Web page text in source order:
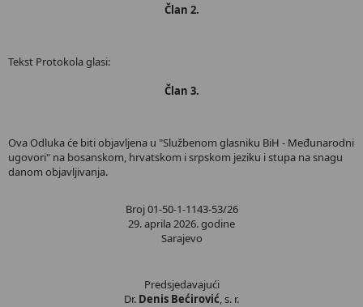
Član 2.
Tekst Protokola glasi:
Član 3.
Ova Odluka će biti objavljena u "Službenom glasniku BiH - Međunarodni
ugovori" na bosanskom, hrvatskom i srpskom jeziku i stupa na snagu
danom objavljivanja.
Broj 01-50-1-1143-53/26
29. aprila 2026. godine
Sarajevo
Predsjedavajući
Dr. Denis Bećirović, s. r.